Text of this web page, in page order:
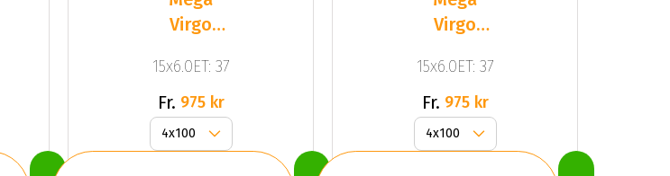
Virgo
15x6.0ET: 37
Fr. 975 kr
Virgo
15x6.0ET: 37
Fr. 975 kr